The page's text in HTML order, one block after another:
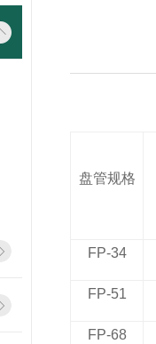
盘管规格
FP-34
FP-51
FP-68